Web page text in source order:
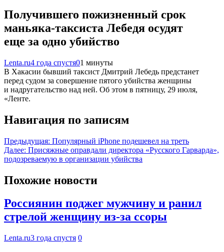
Получившего пожизненный срок
маньяка-таксиста Лебедя осудят
еще за одно убийство
Lenta.ru4 года спустя01 минуты
В Хакасии бывший таксист Дмитрий Лебедь предстанет
перед судом за совершение пятого убийства женщины
и надругательство над ней. Об этом в пятницу, 29 июля,
«Ленте.
Навигация по записям
Предыдущая: Популярный iPhone подешевел на треть
Далее: Присяжные оправдали директора «Русского Гарварда»,
подозреваемую в организации убийства
Похожие новости
Россиянин поджег мужчину и ранил
стрелой женщину из-за ссоры
Lenta.ru3 года спустя 0